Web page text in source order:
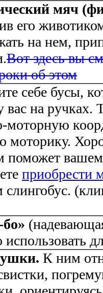
мяч
его
на нем,
Вот здесь вы
об этом
себе бусы,
вас на
моторную
поможет
приобрести
использовать
К ним